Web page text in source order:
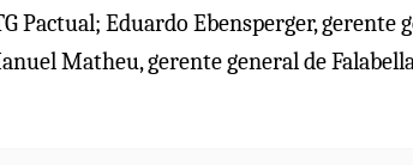
Pactual; Eduardo Ebensperger,
Matheu, gerente general de